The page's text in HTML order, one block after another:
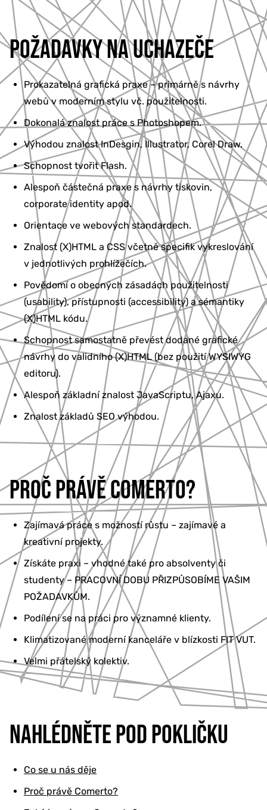
POŽADAVKY NA UCHAZEČE
Prokazatelná grafická praxe – primárně s návrhy
webů v moderním stylu vč. použitelnosti.
Dokonalá znalost práce s Photoshopem.
Výhodou znalost InDesgin, Illustrator, Corel Draw.
Schopnost tvořit Flash.
Alespoň částečná praxe s návrhy tiskovin,
corporate identity apod.
Orientace ve webových standardech.
Znalost (X)HTML a CSS včetně specifik vykreslování
v jednotlivých prohlížečích.
Povědomí o obecných zásadách použitelnosti
(usability), přístupnosti (accessibility) a sémantiky
(X)HTML kódu.
Schopnost samostatně převést dodané grafické
návrhy do validního (X)HTML (bez použití WYSIWYG
editoru).
Alespoň základní znalost JavaScriptu, Ajaxu.
Znalost základů SEO výhodou.
PROČ PRÁVĚ COMERTO?
Zajímavá práce s možností růstu – zajímavé a
kreativní projekty.
Získáte praxi – vhodné také pro absolventy či
studenty – PRACOVNÍ DOBU PŘIZPŮSOBÍME VAŠIM
POŽADAVKŮM.
Podílení se na práci pro významné klienty.
Klimatizované moderní kanceláře v blízkosti FIT VUT.
Velmi přátelský kolektiv.
NAHLÉDNĚTE POD POKLIČKU
Co se u nás děje
Proč právě Comerto?